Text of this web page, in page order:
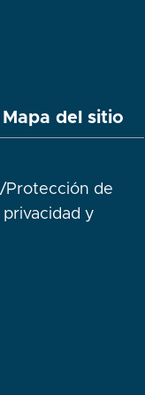
Mapa del sitio
/Protección de
y